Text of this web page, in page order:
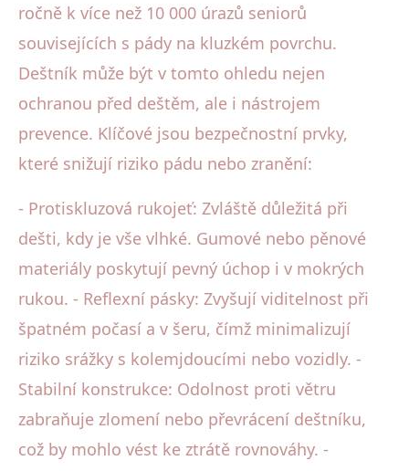
ročně k více než 10 000 úrazů seniorů
souvisejících s pády na kluzkém povrchu.
Deštník může být v tomto ohledu nejen
ochranou před deštěm, ale i nástrojem
prevence. Klíčové jsou bezpečnostní prvky,
které snižují riziko pádu nebo zranění:
- Protiskluzová rukojeť: Zvláště důležitá při
dešti, kdy je vše vlhké. Gumové nebo pěnové
materiály poskytují pevný úchop i v mokrých
rukou. - Reflexní pásky: Zvyšují viditelnost při
špatném počasí a v šeru, čímž minimalizují
riziko srážky s kolemjdoucími nebo vozidly. -
Stabilní konstrukce: Odolnost proti větru
zabraňuje zlomení nebo převrácení deštníku,
což by mohlo vést ke ztrátě rovnováhy. -